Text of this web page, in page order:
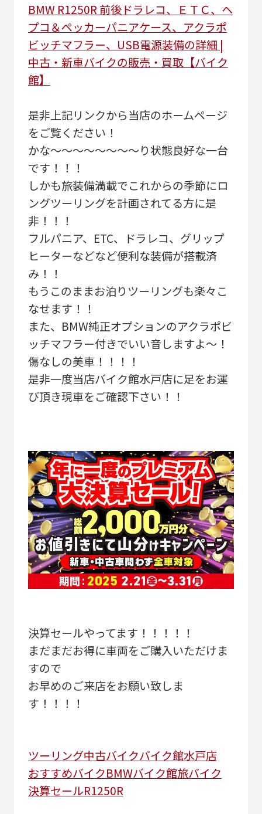
BMW R1250R 前後ドラレコ、ＥＴＣ、ヘ
プコ＆ペッカーパニアケース、アクラポ
ビッチマフラー、USB電源装備の詳細 |
中古・新車バイクの販売・買取【バイク
館】
是非上記リンクから当店のホームページ
をご覧ください！
かな～～～～～～～～り状態良好な一台
です！！！
しかも旅装備満載でこれからの季節にロ
ングツーリングを計画されてる方に是
非！！！
フルパニア、ETC、ドラレコ、グリップ
ヒーターなどなど便利な装備が搭載済
み！！
もうこのままお泊りツーリングも楽々こ
なせます！！
また、BMW純正オプションのアクラポビ
ッチマフラー付きでいい音しますよ～！
傷なしの美車！！！！
是非一度当店バイク館水戸店に足をお運
び頂き現車をご確認下さい！！
決算セールやってます！！！！！
まだまだお得に車両をご購入いただけま
すので
お早めのご来店をお願い致しま
す！！！！
ツーリング中古バイクバイク館水戸店
おすすめバイクBMWバイク館旅バイク
決算セールR1250R